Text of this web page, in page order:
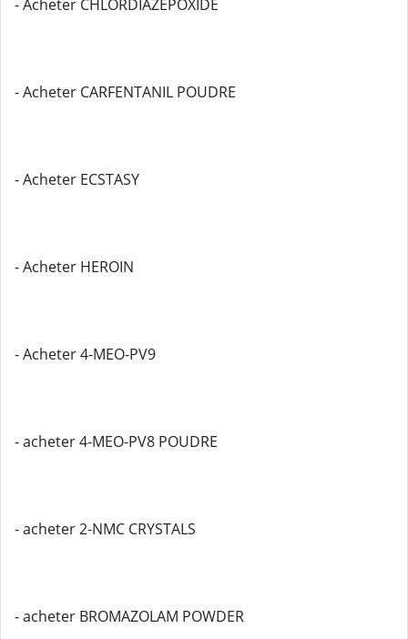
- Acheter CHLORDIAZEPOXIDE
- Acheter CARFENTANIL POUDRE
- Acheter ECSTASY
- Acheter HEROIN
- Acheter 4-MEO-PV9
- acheter 4-MEO-PV8 POUDRE
- acheter 2-NMC CRYSTALS
- acheter BROMAZOLAM POWDER